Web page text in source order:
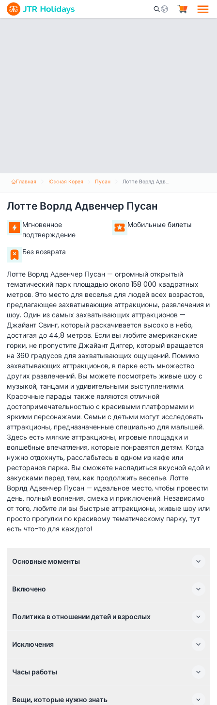
Mobile Search
Главная Южная Корея Пусан Лотте Ворлд Адвенчер Пусан
Лотте Ворлд Адвенчер Пусан
Мгновенное
подтверждение
Мобильные билеты
Без возврата
Лотте Ворлд Адвенчер Пусан — огромный открытый
тематический парк площадью около 158 000 квадратных
метров. Это место для веселья для людей всех возрастов,
предлагающее захватывающие аттракционы, развлечения и
шоу. Один из самых захватывающих аттракционов —
Джайант Свинг, который раскачивается высоко в небо,
достигая до 44,8 метров. Если вы любите американские
горки, не пропустите Джайант Диггер, который вращается
на 360 градусов для захватывающих ощущений. Помимо
захватывающих аттракционов, в парке есть множество
других развлечений. Вы можете посмотреть живые шоу с
музыкой, танцами и удивительными выступлениями.
Красочные парады также являются отличной
достопримечательностью с красивыми платформами и
яркими персонажами. Семьи с детьми могут исследовать
аттракционы, предназначенные специально для малышей.
Здесь есть мягкие аттракционы, игровые площадки и
волшебные впечатления, которые понравятся детям. Когда
нужно отдохнуть, расслабьтесь в одном из кафе или
ресторанов парка. Вы сможете насладиться вкусной едой и
закусками перед тем, как продолжить веселье. Лотте
Ворлд Адвенчер Пусан — идеальное место, чтобы провести
день, полный волнения, смеха и приключений. Независимо
от того, любите ли вы быстрые аттракционы, живые шоу или
просто прогулки по красивому тематическому парку, тут
есть что-то для каждого!
Основные моменты
Включено
Политика в отношении детей и взрослых
Исключения
Часы работы
Вещи, которые нужно знать